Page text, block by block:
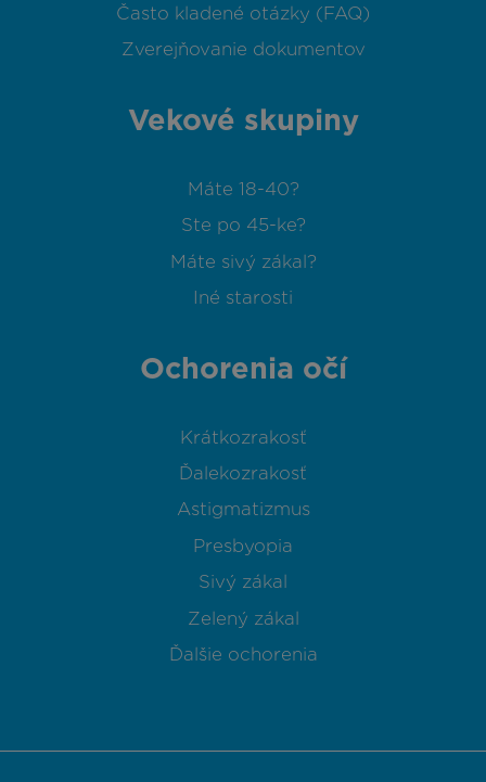
Často kladené otázky (FAQ)
Zverejňovanie dokumentov
Vekové skupiny
Máte 18-40?
Ste po 45-ke?
Máte sivý zákal?
Iné starosti
Ochorenia očí
Krátkozrakosť
Ďalekozrakosť
Astigmatizmus
Presbyopia
Sivý zákal
Zelený zákal
Ďalšie ochorenia